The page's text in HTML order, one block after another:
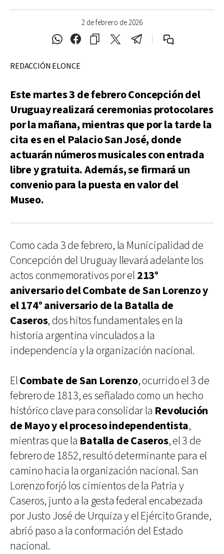
2 de febrero de 2026
REDACCIÓN ELONCE
Este martes 3 de febrero Concepción del
Uruguay realizará ceremonias protocolares
por la mañana, mientras que por la tarde la
cita es en el Palacio San José, donde
actuarán números musicales con entrada
libre y gratuita. Además, se firmará un
convenio para la puesta en valor del
Museo.
Como cada 3 de febrero, la Municipalidad de
Concepción del Uruguay llevará adelante los
actos conmemorativos por el 213°
aniversario del Combate de San Lorenzo y
el 174° aniversario de la Batalla de
Caseros, dos hitos fundamentales en la
historia argentina vinculados a la
independencia y la organización nacional.
ElCombate de San Lorenzo, ocurrido el 3 de
febrero de 1813, es señalado como un hecho
histórico clave para consolidar la Revolución
de Mayo y el proceso independentista,
mientras que la Batalla de Caseros, el 3 de
febrero de 1852, resultó determinante para el
camino hacia la organización nacional. San
Lorenzo forjó los cimientos de la Patria y
Caseros, junto a la gesta federal encabezada
por Justo José de Urquiza y el Ejército Grande,
abrió paso a la conformación del Estado
nacional.